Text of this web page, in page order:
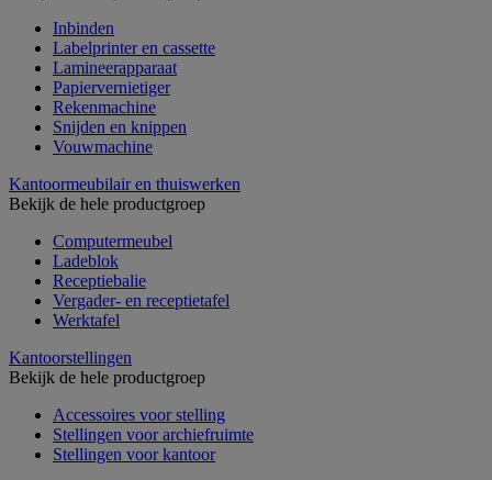
Inbinden
Labelprinter en cassette
Lamineerapparaat
Papiervernietiger
Rekenmachine
Snijden en knippen
Vouwmachine
Kantoormeubilair en thuiswerken
Bekijk de hele productgroep
Computermeubel
Ladeblok
Receptiebalie
Vergader- en receptietafel
Werktafel
Kantoorstellingen
Bekijk de hele productgroep
Accessoires voor stelling
Stellingen voor archiefruimte
Stellingen voor kantoor